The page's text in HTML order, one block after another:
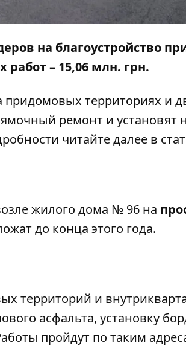
на благоустройство
– 15,06 млн. грн.
придомовых территориях и
ремонт и
читайте далее в
жилого дома № 96 на
до конца этого года.
территорий и
асфальта, установку
пройдут по таким